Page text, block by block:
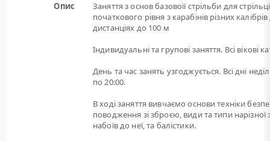
Опис
Заняття з основ базовоїї стрільби для
початкового рівня з карабінів різних
дистанціях до 100 м
Індивидуальні та групові заняття. Всі вікові
День та час занять узгоджується. Всі дні
по 20:00.
В ході заняття вивчаємо основи техніки
поводження зі зброєю, види та типи нарізної
набоїв до неї, та балістики.